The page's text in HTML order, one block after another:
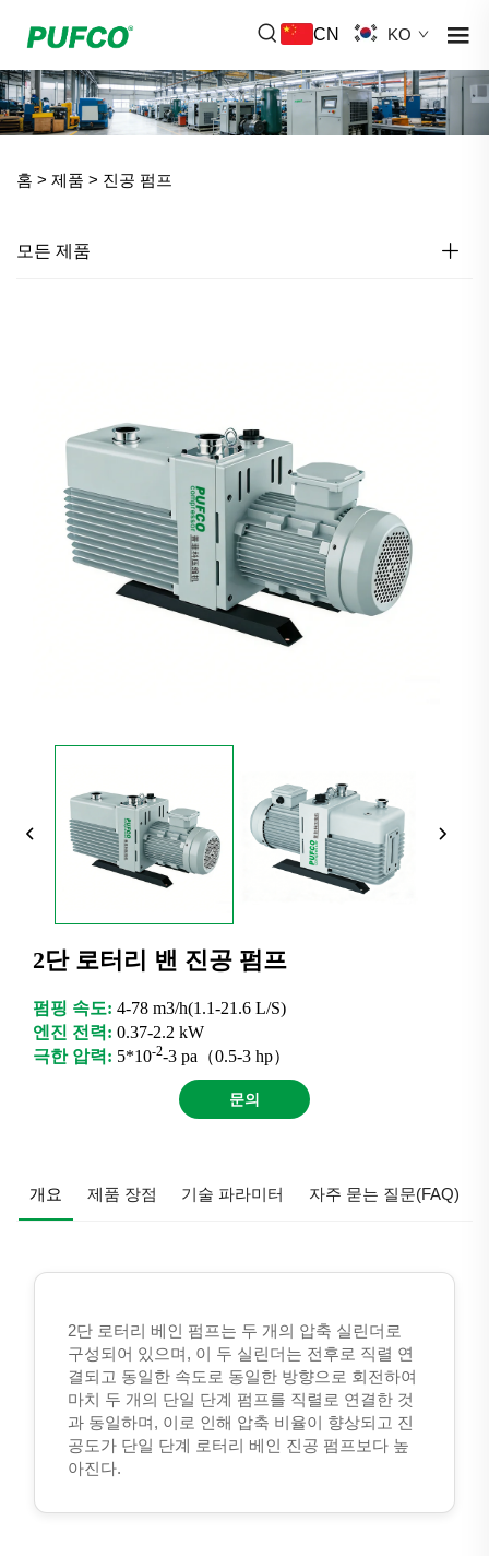
CN KO
홈 > 제품 > 진공 펌프
모든 제품
2단 로터리 밴 진공 펌프
펌핑 속도: 4-78 m3/h(1.1-21.6 L/S)
엔진 전력: 0.37-2.2 kW
극한 압력: 5*10-2-3 pa（0.5-3 hp）
문의
개요 제품 장점 기술 파라미터 자주 묻는 질문(FAQ)
2단 로터리 베인 펌프는 두 개의 압축 실린더로
구성되어 있으며, 이 두 실린더는 전후로 직렬 연
결되고 동일한 속도로 동일한 방향으로 회전하여
마치 두 개의 단일 단계 펌프를 직렬로 연결한 것
과 동일하며, 이로 인해 압축 비율이 향상되고 진
공도가 단일 단계 로터리 베인 진공 펌프보다 높
아진다.